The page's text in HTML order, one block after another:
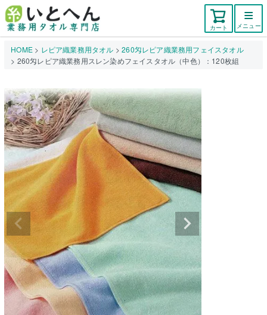
カート メニュー
HOME レピア織業務用タオル
260匁レピア織業務用フェイスタオル
260匁レピア織業務用スレン染めフェイスタオル（中色）：120枚組